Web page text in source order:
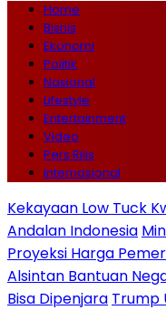
Home
Bisnis
Ekonomi
Politik
Nasional
Lifestyle
Entertainment
Video
Pers Rilis
Internasional
Kekayaan Low Tuck
Andalan Indonesia
Proyeksi Harga
Alsintan Bantuan
Bisa Dipenjara Trump